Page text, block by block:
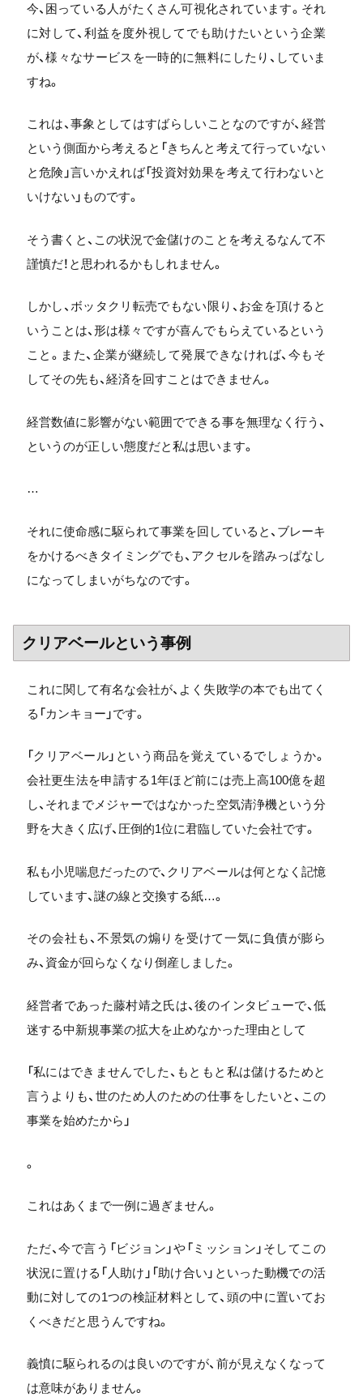
今、困っている人がたくさん可視化されています。それ
に対して、利益を度外視してでも助けたいという企業
が、様々なサービスを一時的に無料にしたり、していま
すね。
これは、事象としてはすばらしいことなのですが、経営
という側面から考えると「きちんと考えて行っていない
と危険」言いかえれば「投資対効果を考えて行わないと
いけない」ものです。
そう書くと、この状況で金儲けのことを考えるなんて不
謹慎だ！と思われるかもしれません。
しかし、ボッタクリ転売でもない限り、お金を頂けると
いうことは、形は様々ですが喜んでもらえているという
こと。また、企業が継続して発展できなければ、今もそ
してその先も、経済を回すことはできません。
経営数値に影響がない範囲でできる事を無理なく行う、
というのが正しい態度だと私は思います。
…
それに使命感に駆られて事業を回していると、ブレーキ
をかけるべきタイミングでも、アクセルを踏みっぱなし
になってしまいがちなのです。
クリアベールという事例
これに関して有名な会社が、よく失敗学の本でも出てく
る「カンキョー」です。
「クリアベール」という商品を覚えているでしょうか。
会社更生法を申請する1年ほど前には売上高100億を超
し、それまでメジャーではなかった空気清浄機という分
野を大きく広げ、圧倒的1位に君臨していた会社です。
私も小児喘息だったので、クリアベールは何となく記憶
しています、謎の線と交換する紙…。
その会社も、不景気の煽りを受けて一気に負債が膨ら
み、資金が回らなくなり倒産しました。
経営者であった藤村靖之氏は、後のインタビューで、低
迷する中新規事業の拡大を止めなかった理由として
「私にはできませんでした、もともと私は儲けるためと
言うよりも、世のため人のための仕事をしたいと、この
事業を始めたから」
。
これはあくまで一例に過ぎません。
ただ、今で言う「ビジョン」や「ミッション」そしてこの
状況に置ける「人助け」「助け合い」といった動機での活
動に対しての1つの検証材料として、頭の中に置いてお
くべきだと思うんですね。
義憤に駆られるのは良いのですが、前が見えなくなって
は意味がありません。